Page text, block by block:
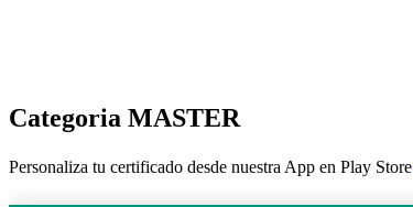
Categoria MASTER
Personaliza tu certificado desde nuestra App en Play Store